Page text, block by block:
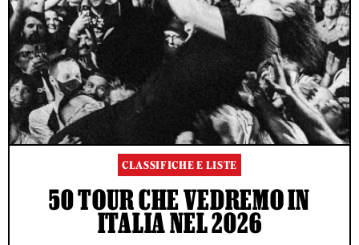
CLASSIFICHE E LISTE
50 TOUR CHE VEDREMO IN
ITALIA NEL 2026